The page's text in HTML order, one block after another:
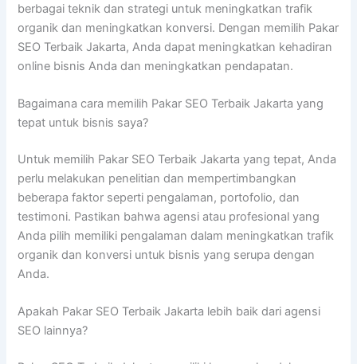
berbagai teknik dan strategi untuk meningkatkan trafik
organik dan meningkatkan konversi. Dengan memilih Pakar
SEO Terbaik Jakarta, Anda dapat meningkatkan kehadiran
online bisnis Anda dan meningkatkan pendapatan.
Bagaimana cara memilih Pakar SEO Terbaik Jakarta yang
tepat untuk bisnis saya?
Untuk memilih Pakar SEO Terbaik Jakarta yang tepat, Anda
perlu melakukan penelitian dan mempertimbangkan
beberapa faktor seperti pengalaman, portofolio, dan
testimoni. Pastikan bahwa agensi atau profesional yang
Anda pilih memiliki pengalaman dalam meningkatkan trafik
organik dan konversi untuk bisnis yang serupa dengan
Anda.
Apakah Pakar SEO Terbaik Jakarta lebih baik dari agensi
SEO lainnya?